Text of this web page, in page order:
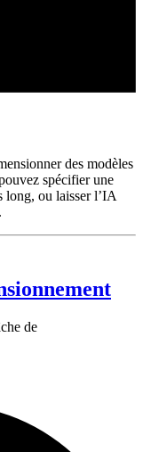
des modèles
spécifier une
long, ou laisser l’IA
de